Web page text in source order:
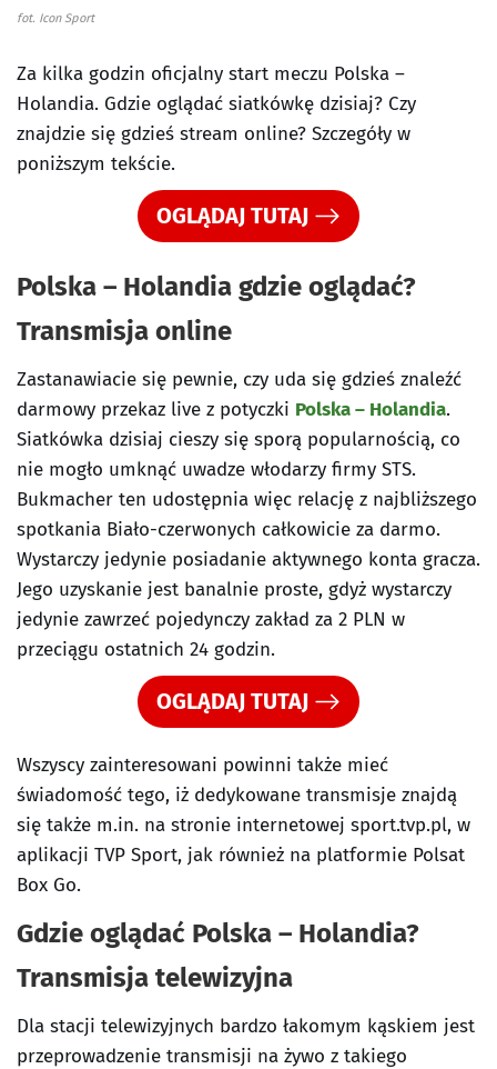
fot. Icon Sport
Za kilka godzin oficjalny start meczu Polska –
Holandia. Gdzie oglądać siatkówkę dzisiaj? Czy
znajdzie się gdzieś stream online? Szczegóły w
poniższym tekście.
OGLĄDAJ TUTAJ
Polska – Holandia gdzie oglądać?
Transmisja online
Zastanawiacie się pewnie, czy uda się gdzieś znaleźć
darmowy przekaz live z potyczki Polska – Holandia.
Siatkówka dzisiaj cieszy się sporą popularnością, co
nie mogło umknąć uwadze włodarzy firmy STS.
Bukmacher ten udostępnia więc relację z najbliższego
spotkania Biało-czerwonych całkowicie za darmo.
Wystarczy jedynie posiadanie aktywnego konta gracza.
Jego uzyskanie jest banalnie proste, gdyż wystarczy
jedynie zawrzeć pojedynczy zakład za 2 PLN w
przeciągu ostatnich 24 godzin.
OGLĄDAJ TUTAJ
Wszyscy zainteresowani powinni także mieć
świadomość tego, iż dedykowane transmisje znajdą
się także m.in. na stronie internetowej sport.tvp.pl, w
aplikacji TVP Sport, jak również na platformie Polsat
Box Go.
Gdzie oglądać Polska – Holandia?
Transmisja telewizyjna
Dla stacji telewizyjnych bardzo łakomym kąskiem jest
przeprowadzenie transmisji na żywo z takiego